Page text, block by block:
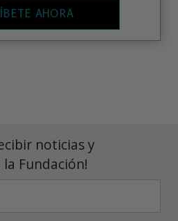
AHORA
noticias y
Fundación!